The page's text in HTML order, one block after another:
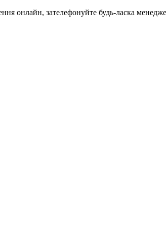
онлайн, зателефонуйте будь-ласка